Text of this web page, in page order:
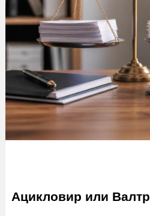
Ацикловир или